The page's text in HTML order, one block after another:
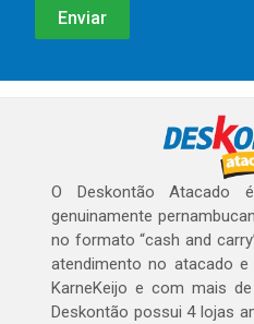
O Deskontão Atacado
genuinamente
no formato “cash and
atendimento no atacado
KarneKeijo e com mais
Deskontão possui 4 lojas